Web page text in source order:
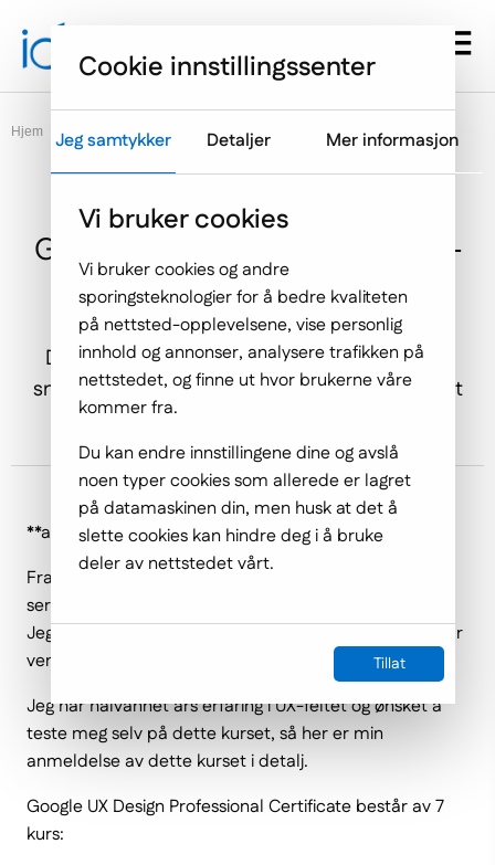
Hjem
Google UX Design Professional-
sertifikat
Damian Małek, vår UX-designer/webutvikler
snakker om UX Design-programmet sertifisert
**automatisk oversatt tekst**
Fra begynnelsen av mars 2021 publiserte Google
sertifikatprogrammet "Google UX Design Certificate".
Jeg ble umiddelbart interessert fordi det er noe jeg har
ventet på lenge.
Jeg har halvannet års erfaring i UX-feltet og ønsket å
teste meg selv på dette kurset, så her er min
anmeldelse av dette kurset i detalj.
Google UX Design Professional Certificate består av 7
kurs:
Cookie innstillingssenter
Jeg samtykker Detaljer Mer informasjon
Vi bruker cookies
Vi bruker cookies og andre
sporingsteknologier for å bedre kvaliteten
på nettsted-opplevelsene, vise personlig
innhold og annonser, analysere trafikken på
nettstedet, og finne ut hvor brukerne våre
kommer fra.
Du kan endre innstillingene dine og avslå
noen typer cookies som allerede er lagret
på datamaskinen din, men husk at det å
slette cookies kan hindre deg i å bruke
deler av nettstedet vårt.
Tillat